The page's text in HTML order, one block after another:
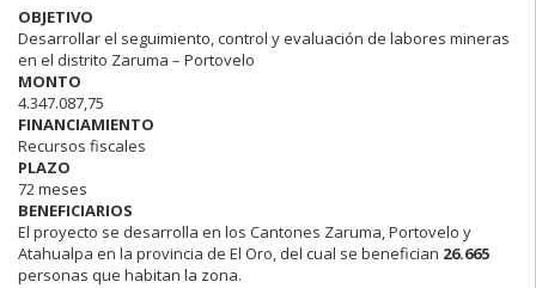
OBJETIVO
Desarrollar el seguimiento, control y evaluación de labores mineras
en el distrito Zaruma – Portovelo
MONTO
4.347.087,75
FINANCIAMIENTO
Recursos fiscales
PLAZO
72 meses
BENEFICIARIOS
El proyecto se desarrolla en los Cantones Zaruma, Portovelo y
Atahualpa en la provincia de El Oro, del cual se benefician 26.665
personas que habitan la zona.